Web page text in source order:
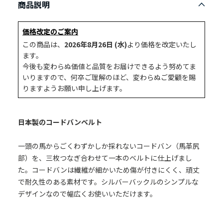
商品説明
価格改定のご案内
この商品は、 2026年8月26日 (水)より価格を改定いたし
ます。
今後も変わらぬ価値と品質をお届けできるよう努めてま
いりますので、何卒ご理解のほど、変わらぬご愛顧を賜
りますようお願い申し上げます。
日本製のコードバンベルト
一頭の馬からごくわずかしか採れないコードバン（馬革尻
部）を、三枚つなぎ合わせて一本のベルトに仕上げまし
た。コードバンは繊維が細かいため傷が付きにくく、頑丈
で耐久性のある素材です。シルバーバックルのシンプルな
デザインなので幅広くお使いいただけます。